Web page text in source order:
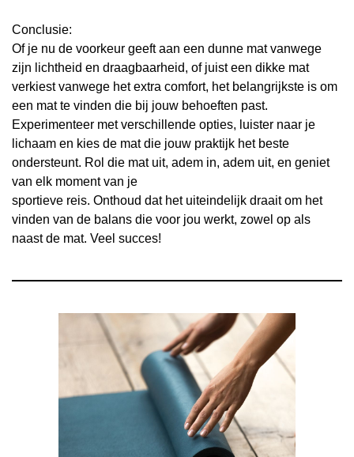
Conclusie:
Of je nu de voorkeur geeft aan een dunne mat vanwege
zijn lichtheid en draagbaarheid, of juist een dikke mat
verkiest vanwege het extra comfort, het belangrijkste is om
een mat te vinden die bij jouw behoeften past.
Experimenteer met verschillende opties, luister naar je
lichaam en kies de mat die jouw praktijk het beste
ondersteunt. Rol die mat uit, adem in, adem uit, en geniet
van elk moment van je
sportieve reis. Onthoud dat het uiteindelijk draait om het
vinden van de balans die voor jou werkt, zowel op als
naast de mat. Veel succes!